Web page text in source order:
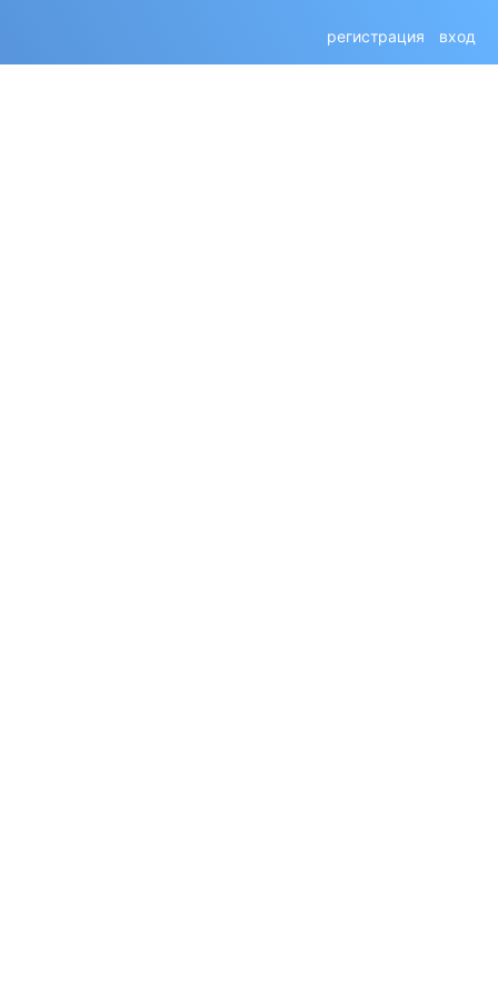
регистрация вход